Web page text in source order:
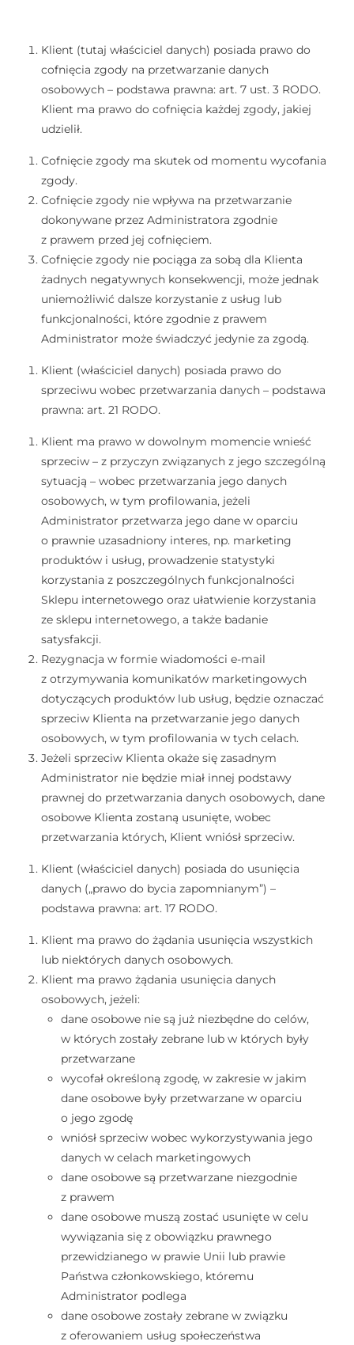
Klient (tutaj właściciel danych) posiada prawo do
cofnięcia zgody na przetwarzanie danych
osobowych – podstawa prawna: art. 7 ust. 3 RODO.
Klient ma prawo do cofnięcia każdej zgody, jakiej
udzielił.
Cofnięcie zgody ma skutek od momentu wycofania
zgody.
Cofnięcie zgody nie wpływa na przetwarzanie
dokonywane przez Administratora zgodnie
z prawem przed jej cofnięciem.
Cofnięcie zgody nie pociąga za sobą dla Klienta
żadnych negatywnych konsekwencji, może jednak
uniemożliwić dalsze korzystanie z usług lub
funkcjonalności, które zgodnie z prawem
Administrator może świadczyć jedynie za zgodą.
Klient (właściciel danych) posiada prawo do
sprzeciwu wobec przetwarzania danych – podstawa
prawna: art. 21 RODO.
Klient ma prawo w dowolnym momencie wnieść
sprzeciw – z przyczyn związanych z jego szczególną
sytuacją – wobec przetwarzania jego danych
osobowych, w tym profilowania, jeżeli
Administrator przetwarza jego dane w oparciu
o prawnie uzasadniony interes, np. marketing
produktów i usług, prowadzenie statystyki
korzystania z poszczególnych funkcjonalności
Sklepu internetowego oraz ułatwienie korzystania
ze sklepu internetowego, a także badanie
satysfakcji.
Rezygnacja w formie wiadomości e-mail
z otrzymywania komunikatów marketingowych
dotyczących produktów lub usług, będzie oznaczać
sprzeciw Klienta na przetwarzanie jego danych
osobowych, w tym profilowania w tych celach.
Jeżeli sprzeciw Klienta okaże się zasadnym
Administrator nie będzie miał innej podstawy
prawnej do przetwarzania danych osobowych, dane
osobowe Klienta zostaną usunięte, wobec
przetwarzania których, Klient wniósł sprzeciw.
Klient (właściciel danych) posiada do usunięcia
danych („prawo do bycia zapomnianym”) –
podstawa prawna: art. 17 RODO.
Klient ma prawo do żądania usunięcia wszystkich
lub niektórych danych osobowych.
Klient ma prawo żądania usunięcia danych
osobowych, jeżeli:
dane osobowe nie są już niezbędne do celów,
w których zostały zebrane lub w których były
przetwarzane
wycofał określoną zgodę, w zakresie w jakim
dane osobowe były przetwarzane w oparciu
o jego zgodę
wniósł sprzeciw wobec wykorzystywania jego
danych w celach marketingowych
dane osobowe są przetwarzane niezgodnie
z prawem
dane osobowe muszą zostać usunięte w celu
wywiązania się z obowiązku prawnego
przewidzianego w prawie Unii lub prawie
Państwa członkowskiego, któremu
Administrator podlega
dane osobowe zostały zebrane w związku
z oferowaniem usług społeczeństwa